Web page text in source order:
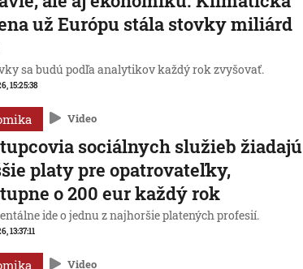
už Európu stála stovky miliárd
sa budú podľa analytikov každý rok zvyšovať.
15:25:38
Video
sociálnych služieb žiadajú
platy pre opatrovateľky,
o 200 eur každý rok
ide o jednu z najhoršie platených profesií.
13:37:11
Video